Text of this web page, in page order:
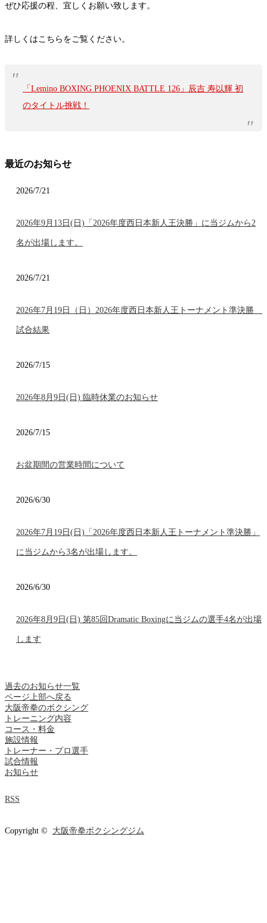
ぜひ応援の程、宜しくお願い致します。
詳しくはこちらをご覧ください。
「Lemino BOXING PHOENIX BATTLE 126」辰吉 寿以輝 初
のタイトル挑戦！
最近のお知らせ
2026/7/21
2026年9月13日(日)「2026年度西日本新人王決勝」に当ジムから2
名が出場します。
2026/7/21
2026年7月19日（日）2026年度西日本新人王トーナメント準決勝
試合結果
2026/7/15
2026年8月9日(日) 臨時休業のお知らせ
2026/7/15
お盆期間の営業時間について
2026/6/30
2026年7月19日(日)「2026年度西日本新人王トーナメント準決勝」
に当ジムから3名が出場します。
2026/6/30
2026年8月9日(日) 第85回Dramatic Boxingに当ジムの選手4名が出場
します
過去のお知らせ一覧
ページ上部へ戻る
大阪帝拳のボクシング
トレーニング内容
コース・料金
施設情報
トレーナー・プロ選手
試合情報
お知らせ
RSS
Copyright © 大阪帝拳ボクシングジム